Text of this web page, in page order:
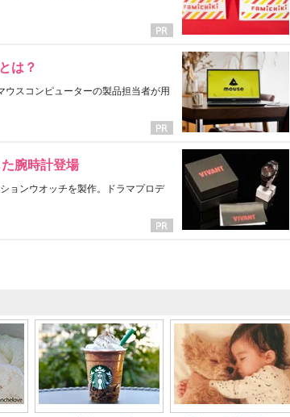
は？
スコンピューターの製品担当者が用
腕時計登場
ョンウオッチを製作。ドラマプロデ